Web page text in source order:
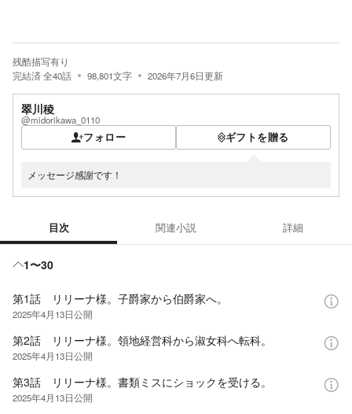
残酷描写有り
完結済全40話 98,801文字 2026年7月6日更新
翠川稜
@midorikawa_0110
フォロー ギフトを贈る
メッセージ感謝です！
目次 関連小説 詳細
1〜30
第1話 リリーナ様。子爵家から伯爵家へ。
2025年4月13日公開
第2話 リリーナ様。領地経営科から淑女科へ転科。
2025年4月13日公開
第3話 リリーナ様。書類ミスにショックを受ける。
2025年4月13日公開